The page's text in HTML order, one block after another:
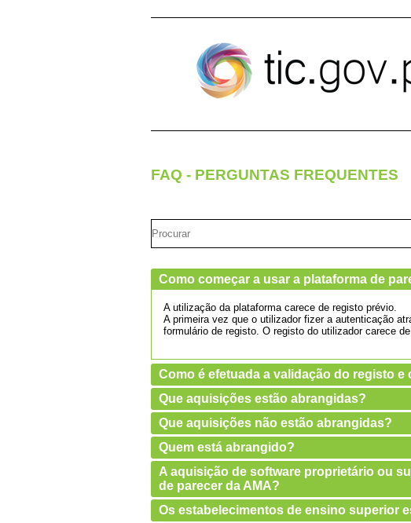
FAQ - PERGUNTAS FREQUENTES
Como começar a usar a plataforma de
A utilização da plataforma carece de registo prévio.
A primeira vez que o utilizador fizer a autenticação
formulário de registo. O registo do utilizador carece
Como é efetuada a validação do registo
Que aquisições estão abrangidas?
Que aquisições não estão abrangidas?
Quem está abrangido?
A aquisição de software proprietário ou
de parecer da AMA?
Os estabelecimentos de ensino superior